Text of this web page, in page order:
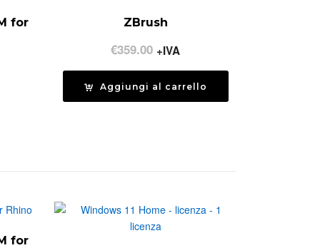
for
ZBrush
€359.00 +IVA
Aggiungi al carrello
for